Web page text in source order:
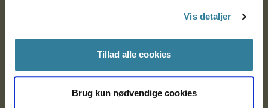
Vis detaljer
Tillad alle cookies
Brug kun nødvendige cookies
Nytorv 7, 2. sal
9000 Aalborg